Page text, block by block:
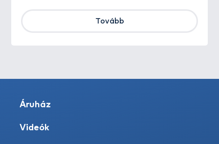
Tovább
Áruház
Videók